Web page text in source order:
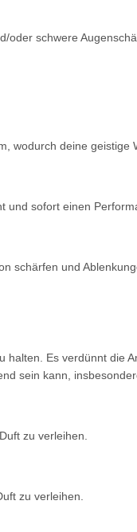
oder schwere
wodurch deine geistige
und sofort einen
schärfen und
halten. Es verdünnt die
sein kann,
zu verleihen.
zu verleihen.